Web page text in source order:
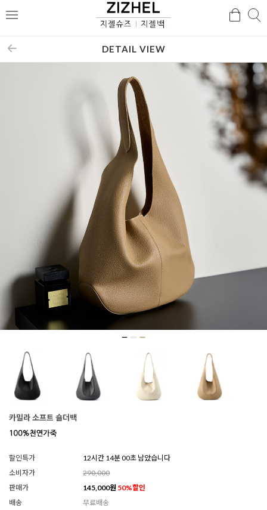
메
검
DETAIL VIEW
카밀라 소프트 숄더백
할인특가
12시간 13분 57초 남았습니다
소비자가
290,000
판매가
145,000원 50%할인
배송
무료배송